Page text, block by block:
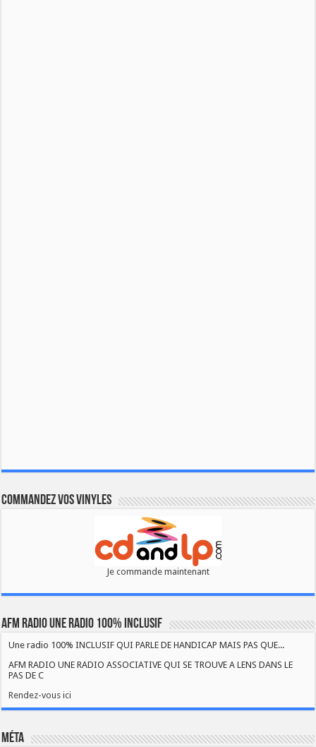
Commandez vos vinyles
Je commande maintenant
AFM RADIO UNE RADIO 100% INCLUSIF
Une radio 100% INCLUSIF QUI PARLE DE HANDICAP MAIS PAS QUE...
AFM RADIO UNE RADIO ASSOCIATIVE QUI SE TROUVE A LENS DANS LE
PAS DE C
Rendez-vous ici
Méta